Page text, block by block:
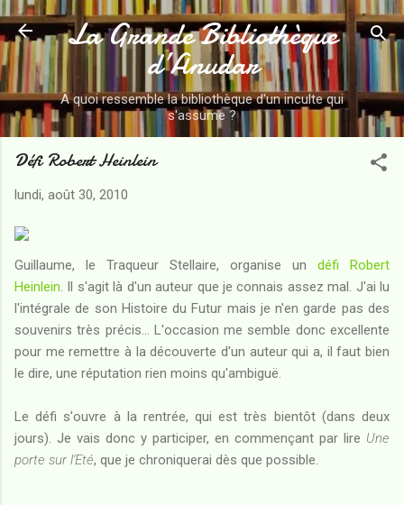
Accéder au contenu principal
La Grande Bibliothèque
d’Anudar
A quoi ressemble la bibliothèque d'un inculte qui
s'assume ?
Défi Robert Heinlein
lundi, août 30, 2010
Guillaume, le Traqueur Stellaire, organise un défi Robert
Heinlein . Il s'agit là d'un auteur que je connais assez mal. J'ai lu
l'intégrale de son Histoire du Futur mais je n'en garde pas des
souvenirs très précis... L'occasion me semble donc excellente
pour me remettre à la découverte d'un auteur qui a, il faut bien
le dire, une réputation rien moins qu'ambiguë.
Le défi s'ouvre à la rentrée, qui est très bientôt (dans deux
jours). Je vais donc y participer, en commençant par lire Une
porte sur l'Eté, que je chroniquerai dès que possible.